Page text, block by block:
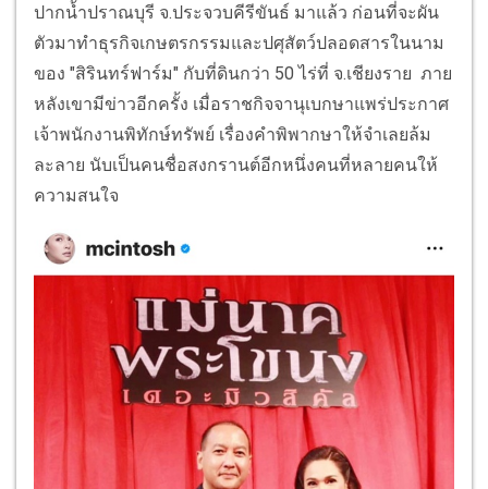
ปากน้ำปราณบุรี จ.ประจวบคีรีขันธ์ มาแล้ว ก่อนที่จะผัน
ตัวมาทำธุรกิจเกษตรกรรมและปศุสัตว์ปลอดสารในนาม
ของ "สิรินทร์ฟาร์ม" กับที่ดินกว่า 50 ไร่ที่ จ.เชียงราย ภาย
หลังเขามีข่าวอีกครั้ง เมื่อราชกิจจานุเบกษาแพร่ประกาศ
เจ้าพนักงานพิทักษ์ทรัพย์ เรื่องคำพิพากษาให้จำเลยล้ม
ละลาย นับเป็นคนชื่อสงกรานต์อีกหนึ่งคนที่หลายคนให้
ความสนใจ